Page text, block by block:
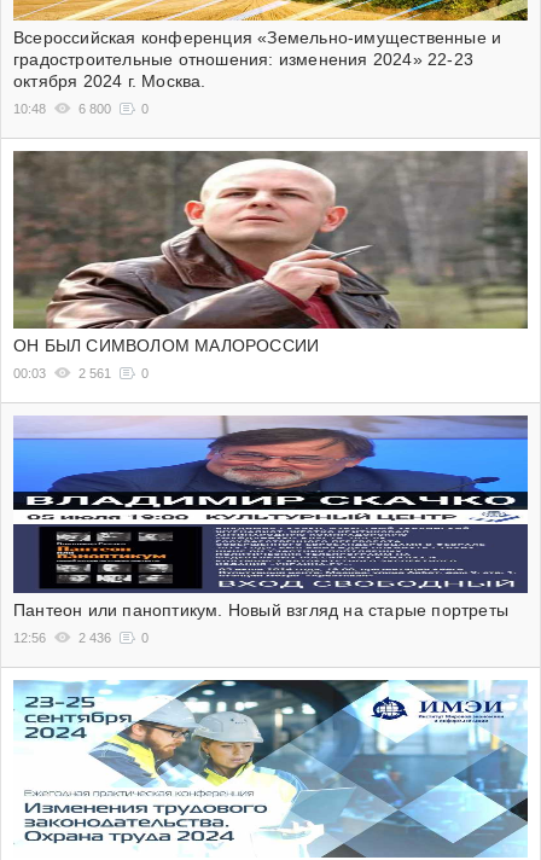
Всероссийская конференция «Земельно-имущественные и
градостроительные отношения: изменения 2024» 22-23
октября 2024 г. Москва.
10:48 6 800 0
ОН БЫЛ СИМВОЛОМ МАЛОРОССИИ
00:03 2 561 0
Пантеон или паноптикум. Новый взгляд на старые портреты
12:56 2 436 0